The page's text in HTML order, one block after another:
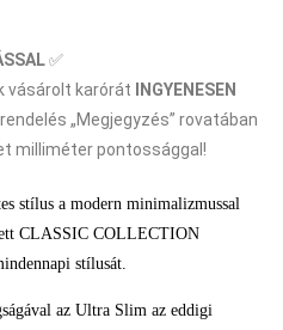
✅
vásárolt karórát
INGYENESEN
„Megjegyzés” rovatában
milliméter pontossággal!
stílus a modern minimalizmussal
CLASSIC COLLECTION
stílusát.
az Ultra Slim az eddigi